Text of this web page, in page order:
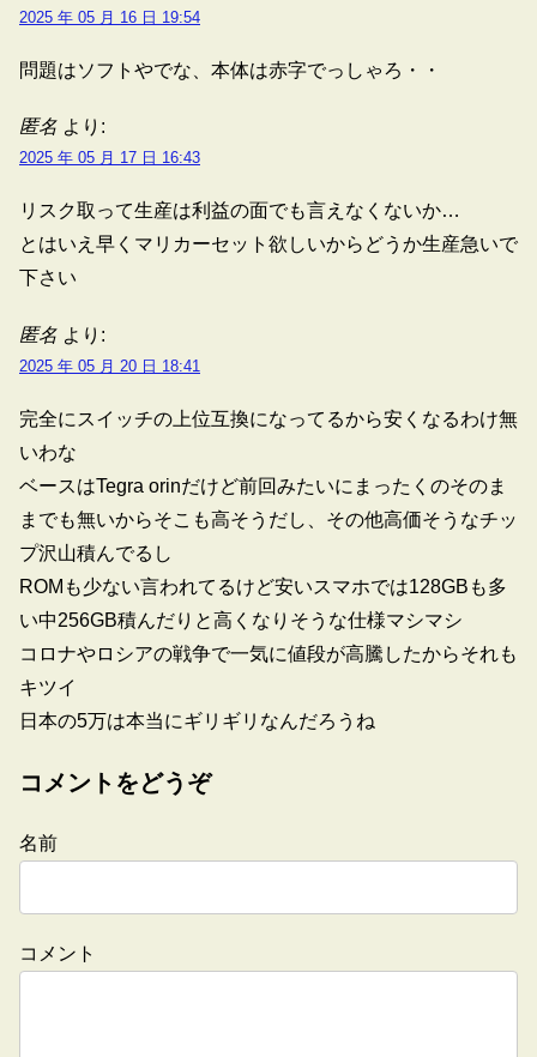
2025 年 05 月 16 日 19:54
問題はソフトやでな、本体は赤字でっしゃろ・・
匿名 より:
2025 年 05 月 17 日 16:43
リスク取って生産は利益の面でも言えなくないか…
とはいえ早くマリカーセット欲しいからどうか生産急いで
下さい
匿名 より:
2025 年 05 月 20 日 18:41
完全にスイッチの上位互換になってるから安くなるわけ無
いわな
ベースはTegra orinだけど前回みたいにまったくのそのま
までも無いからそこも高そうだし、その他高価そうなチッ
プ沢山積んでるし
ROMも少ない言われてるけど安いスマホでは128GBも多
い中256GB積んだりと高くなりそうな仕様マシマシ
コロナやロシアの戦争で一気に値段が高騰したからそれも
キツイ
日本の5万は本当にギリギリなんだろうね
コメントをどうぞ
名前
コメント